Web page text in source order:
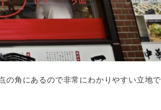
の角にあるので非常にわかりやすい立地で